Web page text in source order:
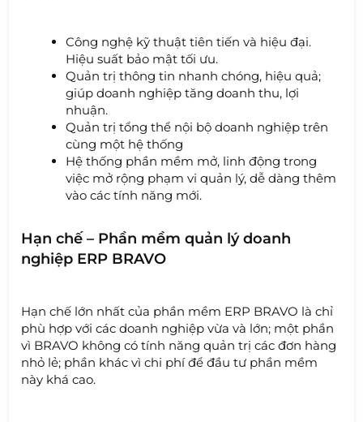
Công nghệ kỹ thuật tiên tiến và hiệu đại.
Hiệu suất bảo mật tối ưu.
Quản trị thông tin nhanh chóng, hiệu quả;
giúp doanh nghiệp tăng doanh thu, lợi
nhuận.
Quản trị tổng thể nội bộ doanh nghiệp trên
cùng một hệ thống
Hệ thống phần mềm mở, linh động trong
việc mở rộng phạm vi quản lý, dễ dàng thêm
vào các tính năng mới.
Hạn chế – Phần mềm quản lý doanh
nghiệp ERP BRAVO
Hạn chế lớn nhất của phần mềm ERP BRAVO là chỉ
phù hợp với các doanh nghiệp vừa và lớn; một phần
vì BRAVO không có tính năng quản trị các đơn hàng
nhỏ lẻ; phần khác vì chi phí để đầu tư phần mềm
này khá cao.